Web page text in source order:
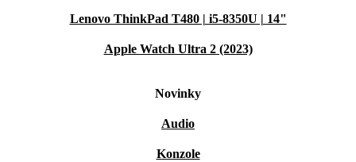
Lenovo ThinkPad T480 | i5-8350U | 14"
Apple Watch Ultra 2 (2023)
Novinky
Audio
Konzole